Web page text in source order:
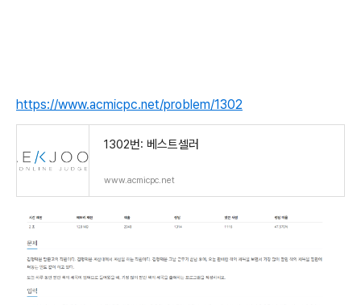
https://www.acmicpc.net/problem/1302
1302번: 베스트셀러
www.acmicpc.net